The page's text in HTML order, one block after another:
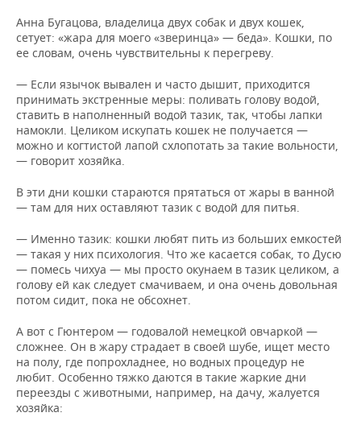
Анна Бугацова, владелица двух собак и двух кошек,
сетует: «жара для моего «зверинца» — беда». Кошки, по
ее словам, очень чувствительны к перегреву.
— Если язычок вывален и часто дышит, приходится
принимать экстренные меры: поливать голову водой,
ставить в наполненный водой тазик, так, чтобы лапки
намокли. Целиком искупать кошек не получается —
можно и когтистой лапой схлопотать за такие вольности,
— говорит хозяйка.
В эти дни кошки стараются прятаться от жары в ванной
— там для них оставляют тазик с водой для питья.
— Именно тазик: кошки любят пить из больших емкостей
— такая у них психология. Что же касается собак, то Дусю
— помесь чихуа — мы просто окунаем в тазик целиком, а
голову ей как следует смачиваем, и она очень довольная
потом сидит, пока не обсохнет.
А вот с Гюнтером — годовалой немецкой овчаркой —
сложнее. Он в жару страдает в своей шубе, ищет место
на полу, где попрохладнее, но водных процедур не
любит. Особенно тяжко даются в такие жаркие дни
переезды с животными, например, на дачу, жалуется
хозяйка: